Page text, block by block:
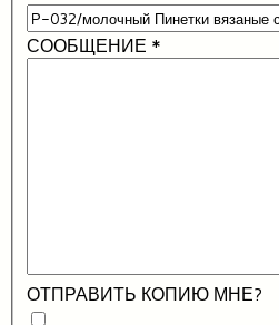
СООБЩЕНИЕ *
ОТПРАВИТЬ КОПИЮ МНЕ?